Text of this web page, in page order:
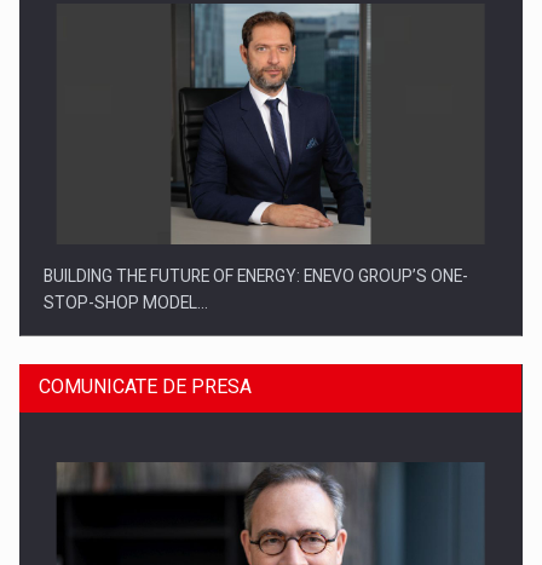
BUILDING THE FUTURE OF ENERGY: ENEVO GROUP’S ONE-
STOP-SHOP MODEL…
COMUNICATE DE PRESA